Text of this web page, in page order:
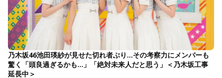
乃木坂46池田瑛紗が見せた切れ者ぶり…その考察力にメンバーも
驚く「頭良過ぎるかも…」「絶対未来人だと思う」＜乃木坂工事
延長中＞